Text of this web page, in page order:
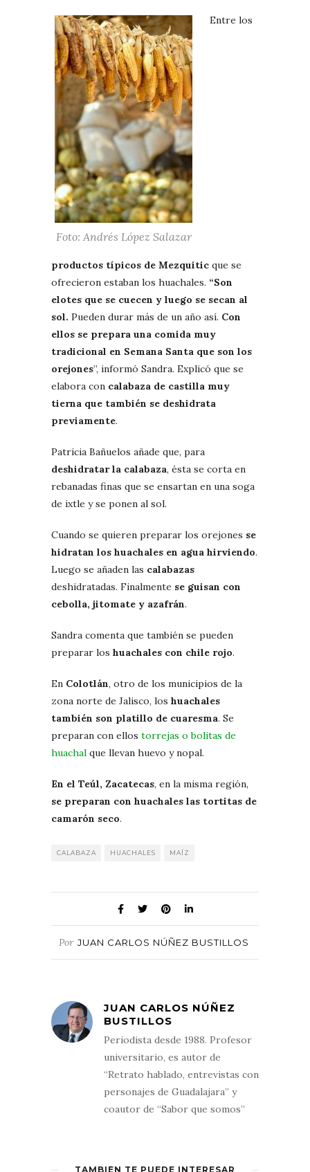
Foto: Andrés López Salazar
Entre los
productos típicos de Mezquitic que se
ofrecieron estaban los huachales. “Son
elotes que se cuecen y luego se secan al
sol. Pueden durar más de un año así. Con
ellos se prepara una comida muy
tradicional en Semana Santa que son los
orejones”, informó Sandra. Explicó que se
elabora con calabaza de castilla muy
tierna que también se deshidrata
previamente.
Patricia Bañuelos añade que, para
deshidratar la calabaza, ésta se corta en
rebanadas finas que se ensartan en una soga
de ixtle y se ponen al sol.
Cuando se quieren preparar los orejones se
hidratan los huachales en agua hirviendo.
Luego se añaden las calabazas
deshidratadas. Finalmente se guisan con
cebolla, jitomate y azafrán.
Sandra comenta que también se pueden
preparar los huachales con chile rojo.
En Colotlán, otro de los municipios de la
zona norte de Jalisco, los huachales
también son platillo de cuaresma. Se
preparan con ellos torrejas o bolitas de
huachal que llevan huevo y nopal.
En el Teúl, Zacatecas, en la misma región,
se preparan con huachales las tortitas de
camarón seco.
CALABAZA HUACHALES MAÍZ
Por JUAN CARLOS NÚÑEZ BUSTILLOS
JUAN CARLOS NÚÑEZ
BUSTILLOS
Periodista desde 1988. Profesor
universitario, es autor de
“Retrato hablado, entrevistas con
personajes de Guadalajara” y
coautor de “Sabor que somos”
TAMBIÉN TE PUEDE INTERESAR